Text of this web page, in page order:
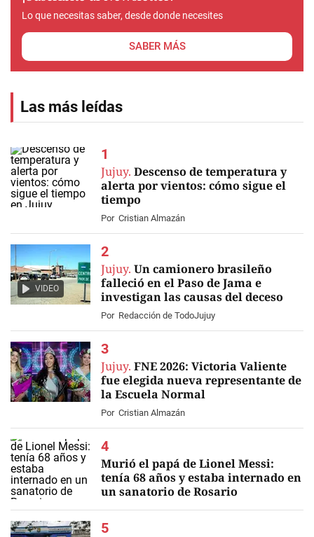
Lo que necesitas saber, desde donde necesites
SABER MÁS
Las más leídas
Jujuy. Descenso de temperatura y
alerta por vientos: cómo sigue el
tiempo
Por Cristian Almazán
VIDEO
Jujuy. Un camionero brasileño
falleció en el Paso de Jama e
investigan las causas del deceso
Por Redacción de TodoJujuy
Jujuy. FNE 2026: Victoria Valiente
fue elegida nueva representante de
la Escuela Normal
Por Cristian Almazán
EN VIVO
Murió el papá de Lionel Messi:
tenía 68 años y estaba internado en
un sanatorio de Rosario